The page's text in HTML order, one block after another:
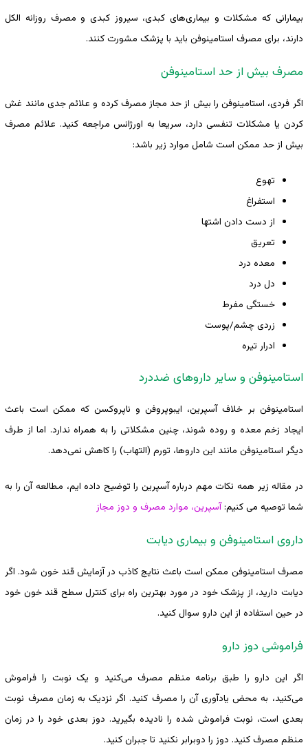
بیمارانی که مشکلات و بیماری‌های کبدی، سیروز کبدی و مصرف روزانه الکل
دارند، برای مصرف استامینوفن باید با پزشک مشورت کنند.
مصرف بیش از حد استامینوفن
اگر فردی، استامینوفن را بیش از حد مجاز مصرف کرده و علائم جدی مانند غش
کردن یا مشکلات تنفسی دارد، سریعا به اورژانس مراجعه کنید. علائم مصرف
بیش از حد ممکن است شامل موارد زیر باشد:
تهوع
استفراغ
از دست دادن اشتها
تعریق
معده درد
دل درد
خستگی مفرط
زردی چشم/پوست
ادرار تیره
استامینوفن و سایر داروهای ضددرد
استامینوفن بر خلاف آسپرین، ایبوپروفن و ناپروکسن که ممکن است باعث
ایجاد زخم معده و روده شوند، چنین مشکلاتی را به همراه ندارد. اما از طرف
دیگر استامینوفن مانند این داروها، تورم (التهاب) را کاهش نمی‌دهد.
در مقاله زیر همه نکات مهم درباره آسپرین را توضیح داده ایم، مطالعه آن را به
شما توصیه می کنیم:آسپرین، موارد مصرف و دوز مجاز
داروی استامینوفن و بیماری دیابت
مصرف استامینوفن ممکن است باعث نتایج کاذب در آزمایش قند خون شود. اگر
دیابت دارید، از پزشک خود در مورد بهترین راه برای کنترل سطح قند خون خود
در حین استفاده از این دارو سوال کنید.
فراموشی دوز دارو
اگر این دارو را طبق برنامه منظم مصرف می‌کنید و یک نوبت را فراموش
می‌کنید، به محض یادآوری آن را مصرف کنید. اگر نزدیک به زمان مصرف نوبت
بعدی است، نوبت فراموش شده را نادیده بگیرید. دوز بعدی خود را در زمان
منظم مصرف کنید. دوز را دوبرابر نکنید تا جبران کنید.